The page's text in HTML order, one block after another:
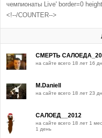
чемпионаты Live' border=0
<!--/COUNTER-->
СМЕРТЬ
на сайте всего 18 лет 16
M.Daniell
на сайте всего 18 лет 23
САЛОЕД__2012
на сайте всего 18 лет 1
1 день